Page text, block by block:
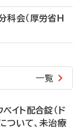
科会（厚労省H
一覧
イト配合錠（ド
ついて、未治療